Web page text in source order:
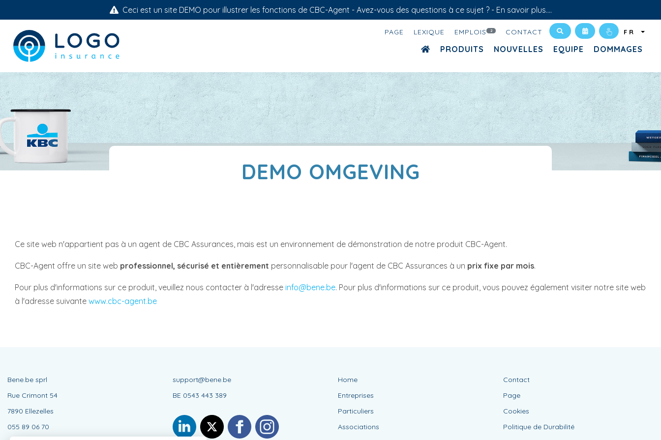
Ceci est un site DEMO pour illustrer les fonctions de CBC-Agent - Avez-vous des questions à ce sujet ? - En savoir plus....
PAGE LEXIQUE EMPLOIS 2 CONTACT FR
PRODUITS NOUVELLES EQUIPE DOMMAGES
DEMO OMGEVING
Ce site web n'appartient pas à un agent de CBC Assurances, mais est un environnement de démonstration de notre produit CBC-Agent.
CBC-Agent offre un site web professionnel, sécurisé et entièrement personnalisable pour l'agent de CBC Assurances à un prix fixe par mois.
Pour plus d'informations sur ce produit, veuillez nous contacter à l'adresse info@bene.be. Pour plus d'informations sur ce produit, vous pouvez également visiter notre site web
à l'adresse suivante www.cbc-agent.be
Bene.be sprl
Rue Crimont 54
7890 Ellezelles
055 89 06 70
support@bene.be
BE 0543 443 389
Home
Entreprises
Particuliers
Associations
Contact
Page
Cookies
Politique de Durabilité